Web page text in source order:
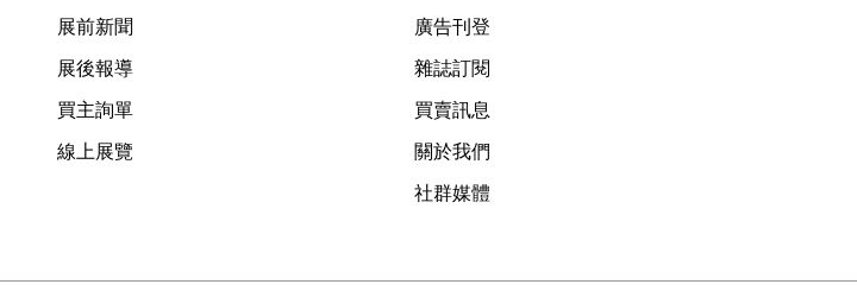
展前新聞
展後報導
買主詢單
線上展覽
廣告刊登
雜誌訂閱
買賣訊息
關於我們
社群媒體